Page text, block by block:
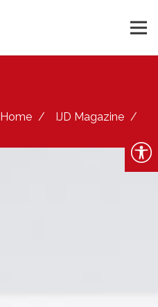
Home IJD Magazine